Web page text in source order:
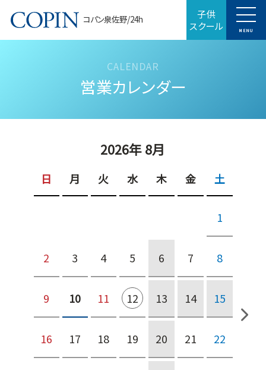
コパン泉佐野/24h 子供
スクール MENU
営業カレンダー
2026年 8月
日 月 火 水 木 金 土
1
2 3 4 5 6 7 8
9 10 11 12 13 14 15
16 17 18 19 20 21 22